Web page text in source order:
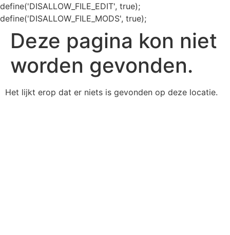
define('DISALLOW_FILE_EDIT', true);
define('DISALLOW_FILE_MODS', true);
Deze pagina kon niet
worden gevonden.
Het lijkt erop dat er niets is gevonden op deze locatie.